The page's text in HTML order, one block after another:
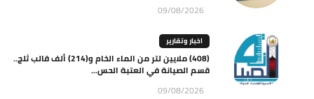
09/08/2026
اخبار وتقارير
(408) ملايين لتر من الماء الخام و(214) ألف قالب ثلج..
قسم الصيانة في العتبة الحس...
09/08/2026